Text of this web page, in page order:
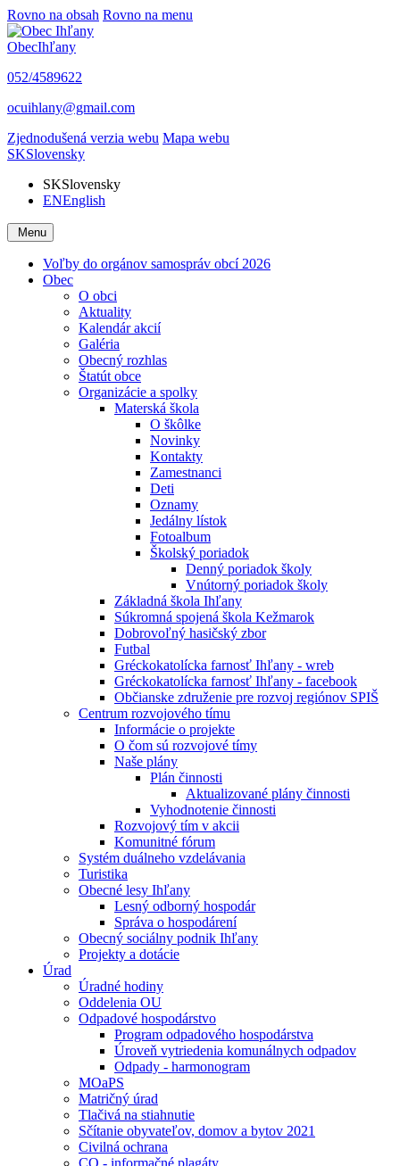
Rovno na obsah Rovno na menu
ObecIhľany
052/4589622
ocuihlany@gmail.com
Zjednodušená verzia webu Mapa webu
SKSlovensky
SKSlovensky
ENEnglish
Menu
Voľby do orgánov samospráv obcí 2026
Obec
O obci
Aktuality
Kalendár akcií
Galéria
Obecný rozhlas
Štatút obce
Organizácie a spolky
Materská škola
O škôlke
Novinky
Kontakty
Zamestnanci
Deti
Oznamy
Jedálny lístok
Fotoalbum
Školský poriadok
Denný poriadok školy
Vnútorný poriadok školy
Základná škola Ihľany
Súkromná spojená škola Kežmarok
Dobrovoľný hasičský zbor
Futbal
Gréckokatolícka farnosť Ihľany - wreb
Gréckokatolícka farnosť Ihľany - facebook
Občianske združenie pre rozvoj regiónov SPIŠ
Centrum rozvojového tímu
Informácie o projekte
O čom sú rozvojové tímy
Naše plány
Plán činnosti
Aktualizované plány činnosti
Vyhodnotenie činnosti
Rozvojový tím v akcii
Komunitné fórum
Systém duálneho vzdelávania
Turistika
Obecné lesy Ihľany
Lesný odborný hospodár
Správa o hospodárení
Obecný sociálny podnik Ihľany
Projekty a dotácie
Úrad
Úradné hodiny
Oddelenia OU
Odpadové hospodárstvo
Program odpadového hospodárstva
Úroveň vytriedenia komunálnych odpadov
Odpady - harmonogram
MOaPS
Matričný úrad
Tlačivá na stiahnutie
Sčítanie obyvateľov, domov a bytov 2021
Civilná ochrana
CO - informačné plagáty